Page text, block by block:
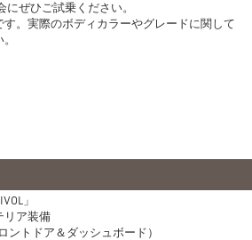
ぜひご試乗ください。
。実際のボディカラーやグレードに関して
」
リア装備
ントドア＆ダッシュボード）